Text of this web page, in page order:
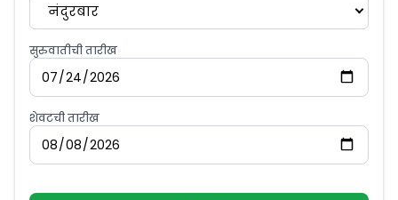
नंदुरबार
सुरुवातीची तारीख
शेवटची तारीख